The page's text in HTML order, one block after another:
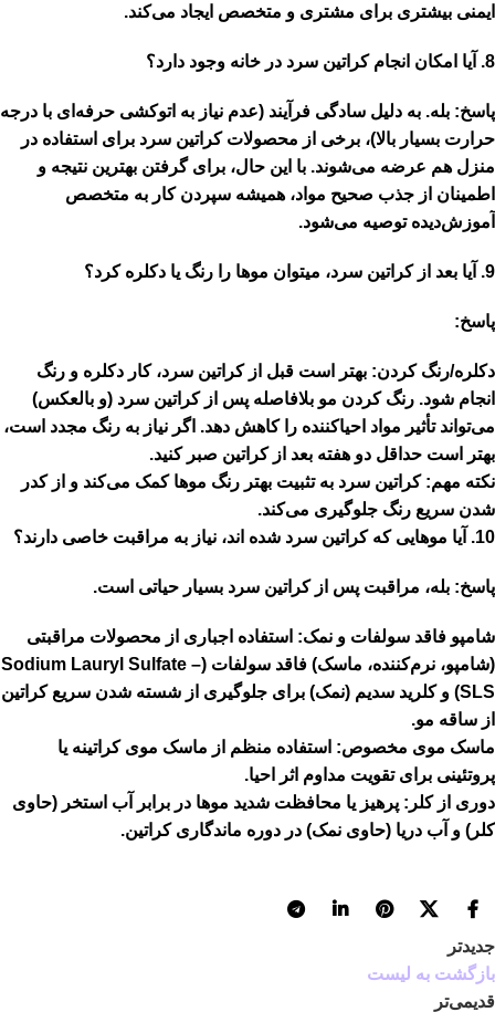
ایمنی بیشتری برای مشتری و متخصص ایجاد می‌کند.
8. آیا امکان انجام کراتین سرد در خانه وجود دارد؟
پاسخ: بله. به دلیل سادگی فرآیند (عدم نیاز به اتوکشی حرفه‌ای با درجه
حرارت بسیار بالا)، برخی از محصولات کراتین سرد برای استفاده در
منزل هم عرضه می‌شوند. با این حال، برای گرفتن بهترین نتیجه و
اطمینان از جذب صحیح مواد، همیشه سپردن کار به متخصص
آموزش‌دیده توصیه می‌شود.
9. آیا بعد از کراتین سرد، میتوان موها را رنگ یا دکلره کرد؟
پاسخ:
دکلره/رنگ کردن: بهتر است قبل از کراتین سرد، کار دکلره و رنگ
انجام شود. رنگ کردن مو بلافاصله پس از کراتین سرد (و بالعکس)
می‌تواند تأثیر مواد احیاکننده را کاهش دهد. اگر نیاز به رنگ مجدد است،
بهتر است حداقل دو هفته بعد از کراتین صبر کنید.
نکته مهم: کراتین سرد بهتثبیت بهتر رنگ موها کمک می‌کند و از کدر
شدن سریع رنگ جلوگیری می‌کند.
10.
آیا موهایی که کراتین سرد شده اند، نیاز به مراقبت خاصی دارند؟
پاسخ: بله، مراقبت پس از کراتین سرد بسیار حیاتی است.
شامپو فاقد سولفات و نمک: استفاده اجباری از محصولات مراقبتی
(شامپو، نرم‌کننده، ماسک) فاقد سولفات (Sodium Lauryl Sulfate –
SLS) و کلرید سدیم (نمک) برای جلوگیری از شسته شدن سریع کراتین
از ساقه مو.
ماسک موی مخصوص: استفاده منظم از ماسک موی کراتینه یا
پروتئینی برای تقویت مداوم اثر احیا.
دوری از کلر: پرهیز یا محافظت شدید موها در برابر آب استخر (حاوی
کلر) و آب دریا (حاوی نمک) در دوره ماندگاری کراتین.
جدیدتر
بازگشت به لیست
قدیمی‌تر